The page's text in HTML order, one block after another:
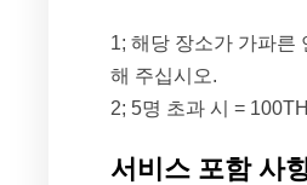
1; 해당 장소가 가파른
해 주십시오.
2; 5명 초과 시 =
서비스 포함 사